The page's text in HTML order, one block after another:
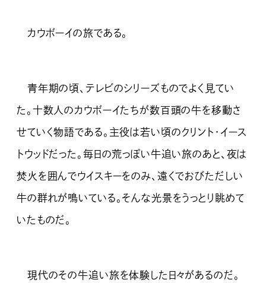
カウボーイの旅である。
青年期の頃、テレビのシリーズものでよく見てい
た。十数人のカウボーイたちが数百頭の牛を移動さ
せていく物語である。主役は若い頃のクリント・イース
トウッドだった。毎日の荒っぽい牛追い旅のあと、夜は
焚火を囲んでウイスキーをのみ、遠くでおびただしい
牛の群れが鳴いている。そんな光景をうっとり眺めて
いたものだ。
現代のその牛追い旅を体験した日々があるのだ。